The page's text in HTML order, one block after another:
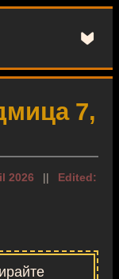
▼
7,
2026 || Edited: